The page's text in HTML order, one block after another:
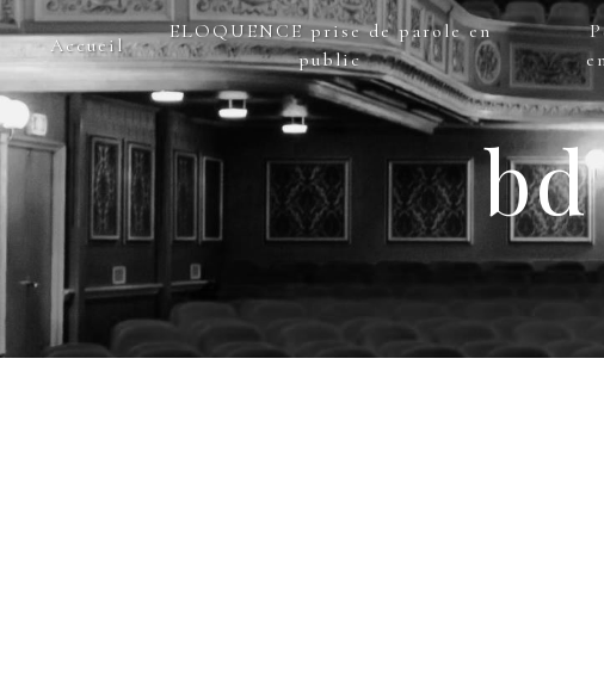
Panneau de gestion des cookies
Accueil
ELOQUENCE prise de parole en
public